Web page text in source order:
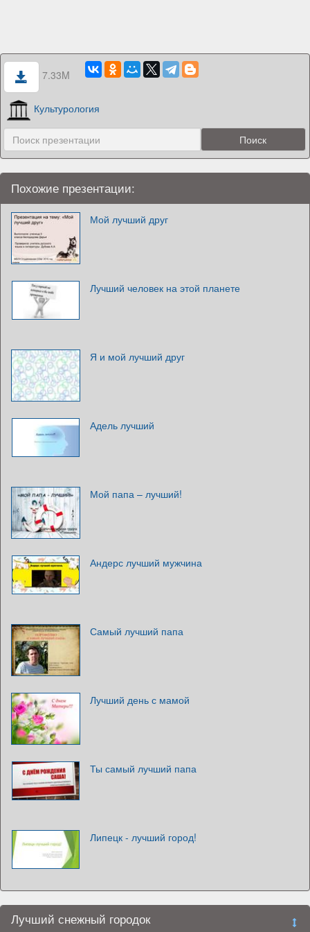
7.33M
Культурология
Похожие презентации:
Мой лучший друг
Лучший человек на этой планете
Я и мой лучший друг
Адель лучший
Мой папа – лучший!
Андерс лучший мужчина
Самый лучший папа
Лучший день с мамой
Ты самый лучший папа
Липецк - лучший город!
Лучший снежный городок